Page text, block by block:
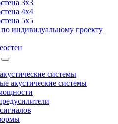
3x3
4x4
5x5
индивидуальному проекту
системы
акустические системы